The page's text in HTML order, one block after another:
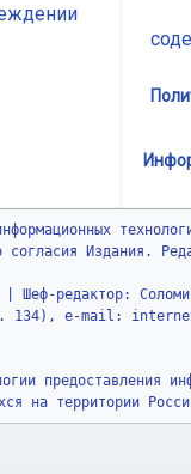
Издания.
| Шеф-редактор:
134), e-mail:
предоставления
на территории